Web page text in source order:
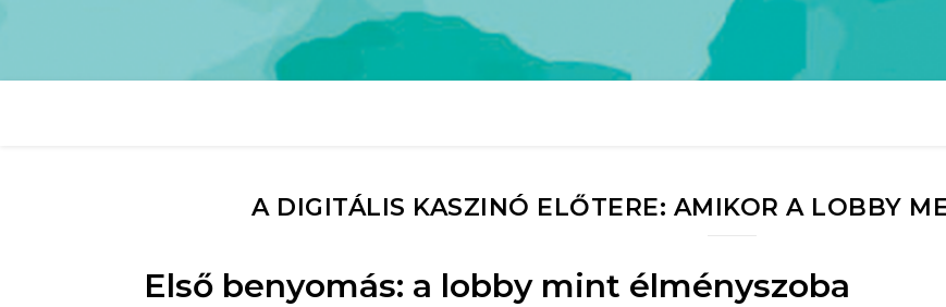
A DIGITÁLIS KASZINÓ ELŐTERE: AMIKOR A LOBBY
Első benyomás: a lobby mint élményszoba